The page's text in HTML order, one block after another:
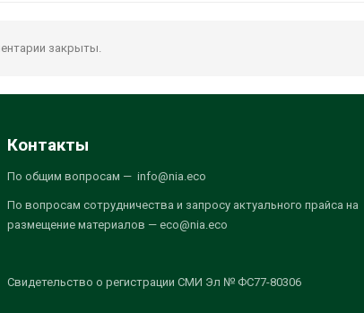
закрыты.
Контакты
По общим вопросам — info@nia.eco
По вопросам сотрудничества и запросу актуального прайса на
размещение материалов — eco@nia.eco
Свидетельство о регистрации СМИ Эл № ФС77-80306